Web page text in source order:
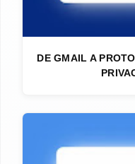
DE GMAIL A